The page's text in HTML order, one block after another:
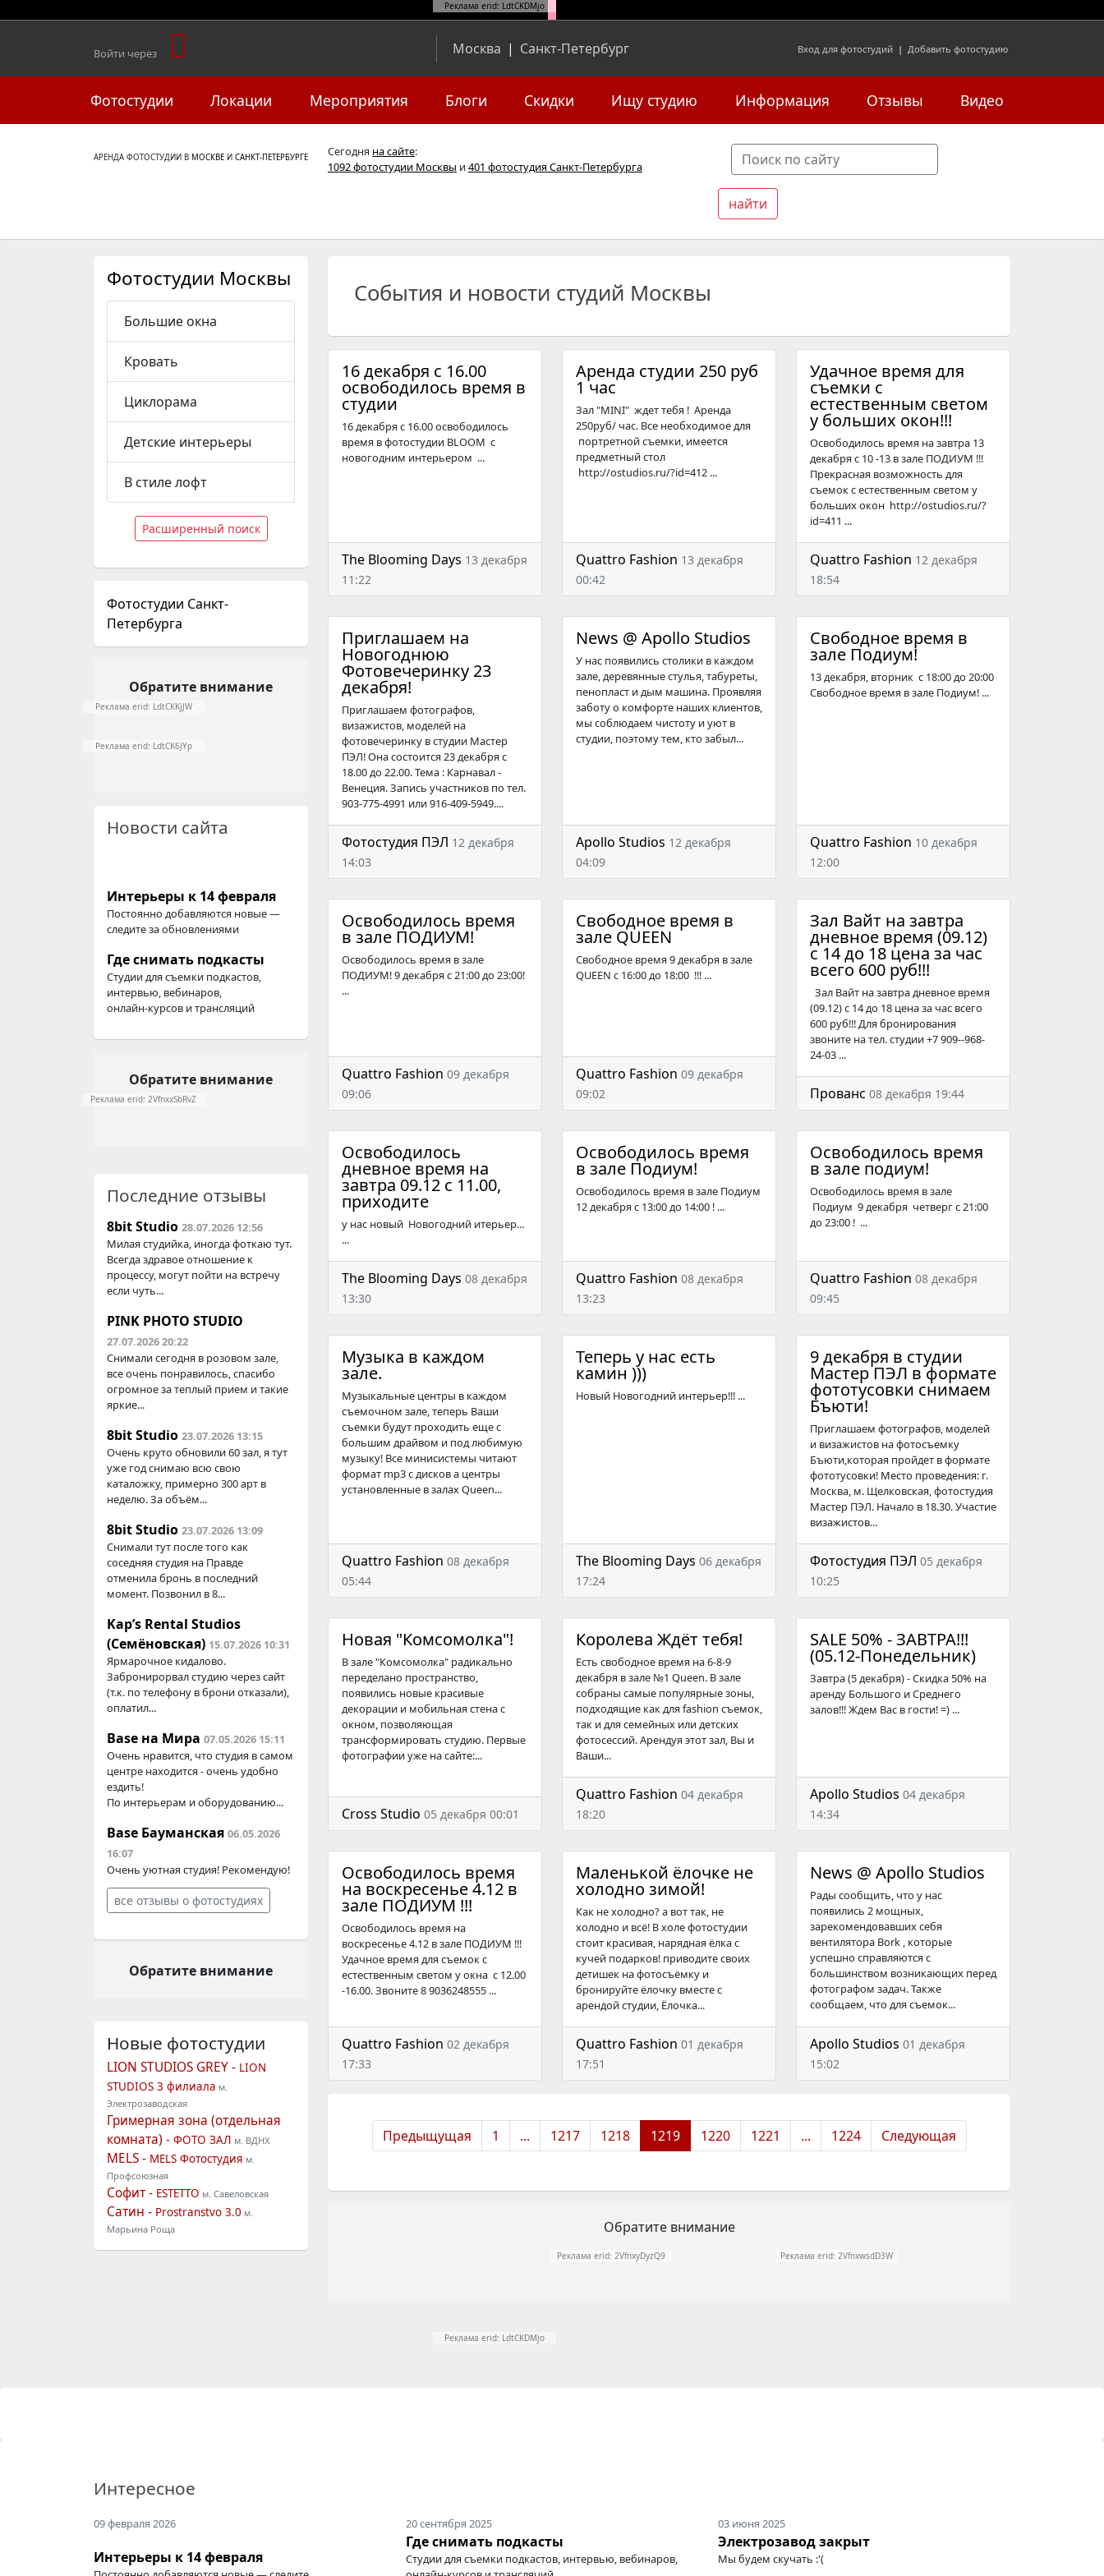
Реклама erid: LdtCKDMjo
Войти через Москва | Санкт-Петербург Вход для фотостудий | Добавить фотостудию
Фотостудии Локации Мероприятия Блоги Скидки Ищу студию Информация Отзывы Видео
АРЕНДА ФОТОСТУДИИ В МОСКВЕ И САНКТ-ПЕТЕРБУРГЕ Сегодня на сайте:
1092 фотостудии Москвы и401 фотостудия Санкт-Петербурга
События и новости студий Москвы
16 декабря с 16.00
освободилось время в
студии
16 декабря с 16.00 освободилось
время в фотостудии BLOOM с
новогодним интерьером ...
The Blooming Days 13 декабря
11:22
Аренда студии 250 руб
1 час
Зал "MINI" ждет тебя ! Аренда
250руб/ час. Все необходимое для
портретной съемки, имеется
предметный стол
http://ostudios.ru/?id=412 ...
Quattro Fashion 13 декабря
00:42
Удачное время для
съемки с
естественным светом
у больших окон!!!
Освободилось время на завтра 13
декабря с 10 -13 в зале ПОДИУМ !!!
Прекрасная возможность для
съемок с естественным светом у
больших окон http://ostudios.ru/?
id=411 ...
Quattro Fashion 12 декабря
18:54
Приглашаем на
Новогоднюю
Фотовечеринку 23
декабря!
Приглашаем фотографов,
визажистов, моделей на
фотовечеринку в студии Мастер
ПЭЛ! Она состоится 23 декабря с
18.00 до 22.00. Тема : Карнавал -
Венеция. Запись участников по тел.
903-775-4991 или 916-409-5949....
Фотостудия ПЭЛ 12 декабря
14:03
News @ Apollo Studios
У нас появились столики в каждом
зале, деревянные стулья, табуреты,
пенопласт и дым машина. Проявляя
заботу о комфорте наших клиентов,
мы соблюдаем чистоту и уют в
студии, поэтому тем, кто забыл...
Apollo Studios 12 декабря
04:09
Свободное время в
зале Подиум!
13 декабря, вторник с 18:00 до 20:00
Свободное время в зале Подиум! ...
Quattro Fashion 10 декабря
12:00
Освободилось время
в зале ПОДИУМ!
Освободилось время в зале
ПОДИУМ! 9 декабря с 21:00 до 23:00!
...
Quattro Fashion 09 декабря
09:06
Свободное время в
зале QUEEN
Свободное время 9 декабря в зале
QUEEN c 16:00 до 18:00 !!! ...
Quattro Fashion 09 декабря
09:02
Зал Вайт на завтра
дневное время (09.12)
с 14 до 18 цена за час
всего 600 руб!!!
Зал Вайт на завтра дневное время
(09.12) с 14 до 18 цена за час всего
600 руб!!! Для бронирования
звоните на тел. студии +7 909--968-
24-03 ...
Прованс 08 декабря 19:44
Освободилось
дневное время на
завтра 09.12 с 11.00,
приходите
у нас новый Новогодний итерьер...
...
The Blooming Days 08 декабря
13:30
Освободилось время
в зале Подиум!
Освободилось время в зале Подиум
12 декабря с 13:00 до 14:00 ! ...
Quattro Fashion 08 декабря
13:23
Освободилось время
в зале подиум!
Освободилось время в зале
Подиум 9 декабря четверг с 21:00
до 23:00 ! ...
Quattro Fashion 08 декабря
09:45
Музыка в каждом
зале.
Музыкальные центры в каждом
съемочном зале, теперь Ваши
съемки будут проходить еще с
большим драйвом и под любимую
музыку! Все минисистемы читают
формат mp3 c дисков а центры
установленные в залах Queen...
Quattro Fashion 08 декабря
05:44
Теперь у нас есть
камин )))
Новый Новогодний интерьер!!! ...
The Blooming Days 06 декабря
17:24
9 декабря в студии
Мастер ПЭЛ в формате
фототусовки снимаем
Бъюти!
Приглашаем фотографов, моделей
и визажистов на фотосъемку
Бъюти,которая пройдет в формате
фототусовки! Место проведения: г.
Москва, м. Щелковская, фотостудия
Мастер ПЭЛ. Начало в 18.30. Участие
визажистов...
Фотостудия ПЭЛ 05 декабря
10:25
Новая "Комсомолка"!
В зале "Комсомолка" радикально
переделано пространство,
появились новые красивые
декорации и мобильная стена с
окном, позволяющая
трансформировать студию. Первые
фотографии уже на сайте:...
Cross Studio 05 декабря 00:01
Королева Ждёт тебя!
Есть свободное время на 6-8-9
декабря в зале №1 Queen. В зале
собраны самые популярные зоны,
подходящие как для fashion съемок,
так и для семейных или детских
фотосессий. Арендуя этот зал, Вы и
Ваши...
Quattro Fashion 04 декабря
18:20
SALE 50% - ЗАВТРА!!!
(05.12-Понедельник)
Завтра (5 декабря) - Скидка 50% на
аренду Большого и Среднего
залов!!! Ждем Вас в гости! =) ...
Apollo Studios 04 декабря
14:34
Освободилось время
на воскресенье 4.12 в
зале ПОДИУМ !!!
Освободилось время на
воскресенье 4.12 в зале ПОДИУМ !!!
Удачное время для съемок с
естественным светом у окна с 12.00
-16.00. Звоните 8 9036248555 ...
Quattro Fashion 02 декабря
17:33
Маленькой ёлочке не
холодно зимой!
Как не холодно? а вот так, не
холодно и всё! В холе фотостудии
стоит красивая, нарядная ёлка с
кучей подарков! приводите своих
детишек на фотосъёмку и
бронируйте ёлочку вместе с
арендой студии, Ёлочка...
Quattro Fashion 01 декабря
17:51
News @ Apollo Studios
Рады сообщить, что у нас
появились 2 мощных,
зарекомендовавших себя
вентилятора Bork , которые
успешно справляются с
большинством возникающих перед
фотографом задач. Также
сообщаем, что для съемок...
Apollo Studios 01 декабря
15:02
Предыщущая 1 ... 1217 1218 1219 1220 1221 ... 1224 Следующая
Обратите внимание
Реклама erid: 2VfnxyDyzQ9 Реклама erid: 2VfnxwsdD3W
Фотостудии Москвы
Большие окна
Кровать
Циклорама
Детские интерьеры
В стиле лофт
Расширенный поиск
Фотостудии Санкт-
Петербурга
Обратите внимание
Реклама erid: LdtCKKjJW
Реклама erid: LdtCK6JYp
Новости сайта
Интерьеры к 14 февраля
Постоянно добавляются новые —
следите за обновлениями
Где снимать подкасты
Студии для съемки подкастов,
интервью, вебинаров,
онлайн-курсов и трансляций
Обратите внимание
Реклама erid: 2VfnxxSbRvZ
Последние отзывы
8bit Studio 28.07.2026 12:56
Милая студийка, иногда фоткаю тут.
Всегда здравое отношение к
процессу, могут пойти на встречу
если чуть...
PINK PHOTO STUDIO
27.07.2026 20:22
Снимали сегодня в розовом зале,
все очень понравилось, спасибо
огромное за теплый прием и такие
яркие...
8bit Studio 23.07.2026 13:15
Очень круто обновили 60 зал, я тут
уже год снимаю всю свою
каталожку, примерно 300 арт в
неделю. За объём...
8bit Studio 23.07.2026 13:09
Снимали тут после того как
соседняя студия на Правде
отменила бронь в последний
момент. Позвонил в 8...
Kap’s Rental Studios
(Семёновская) 15.07.2026 10:31
Ярмарочное кидалово.
Забронирорвал студию через сайт
(т.к. по телефону в брони отказали),
оплатил...
Base на Мира 07.05.2026 15:11
Очень нравится, что студия в самом
центре находится - очень удобно
ездить!
По интерьерам и оборудованию...
Base Бауманская 06.05.2026
16:07
Очень уютная студия! Рекомендую!
все отзывы о фотостудиях
Обратите внимание
Новые фотостудии
LION STUDIOS GREY - LION
STUDIOS 3 филиала м.
Электрозаводская
Гримерная зона (отдельная
комната) - ФОТО ЗАЛ м. ВДНХ
MELS - MELS Фотостудия м.
Профсоюзная
Софит - ESTETTO м. Савеловская
Сатин - Prostranstvo 3.0 м.
Марьина Роща
Реклама erid: LdtCKDMjo
Интересное
09 февраля 2026
Интерьеры к 14 февраля
20 сентября 2025
Где снимать подкасты
Студии для съемки подкастов, интервью, вебинаров,
03 июня 2025
Электрозавод закрыт
Мы будем скучать :'(